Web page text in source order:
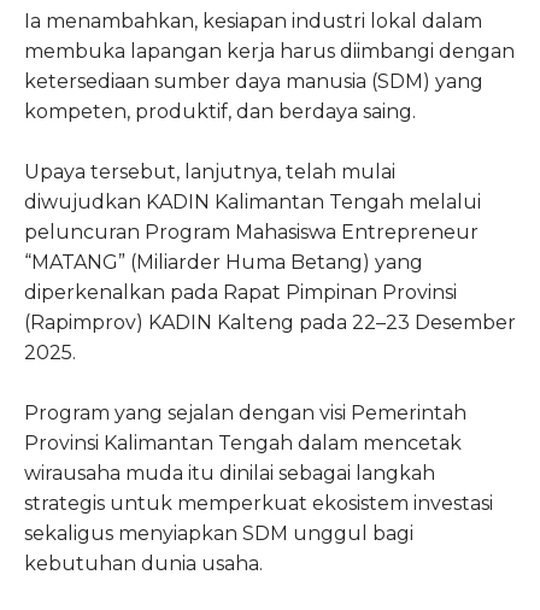
Ia menambahkan, kesiapan industri lokal dalam
membuka lapangan kerja harus diimbangi dengan
ketersediaan sumber daya manusia (SDM) yang
kompeten, produktif, dan berdaya saing.
Upaya tersebut, lanjutnya, telah mulai
diwujudkan KADIN Kalimantan Tengah melalui
peluncuran Program Mahasiswa Entrepreneur
“MATANG” (Miliarder Huma Betang) yang
diperkenalkan pada Rapat Pimpinan Provinsi
(Rapimprov) KADIN Kalteng pada 22–23 Desember
2025.
Program yang sejalan dengan visi Pemerintah
Provinsi Kalimantan Tengah dalam mencetak
wirausaha muda itu dinilai sebagai langkah
strategis untuk memperkuat ekosistem investasi
sekaligus menyiapkan SDM unggul bagi
kebutuhan dunia usaha.